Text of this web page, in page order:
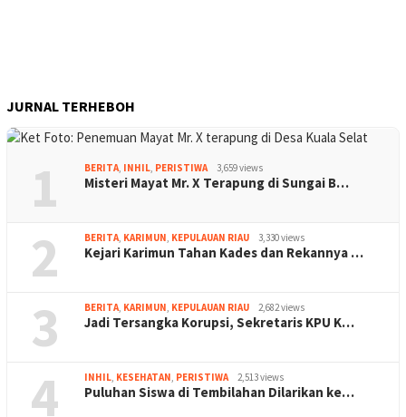
JURNAL TERHEBOH
1 BERITA, INHIL, PERISTIWA 3,659 views
Misteri Mayat Mr. X Terapung di Sungai B…
2 BERITA, KARIMUN, KEPULAUAN RIAU 3,330 views
Kejari Karimun Tahan Kades dan Rekannya …
3 BERITA, KARIMUN, KEPULAUAN RIAU 2,682 views
Jadi Tersangka Korupsi, Sekretaris KPU K…
4 INHIL, KESEHATAN, PERISTIWA 2,513 views
Puluhan Siswa di Tembilahan Dilarikan ke…